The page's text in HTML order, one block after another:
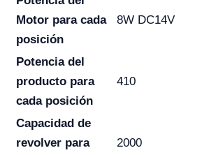
Motor para cada
posición
8W DC14V
Potencia del
producto para
cada posición
410
Capacidad de
revolver para
2000